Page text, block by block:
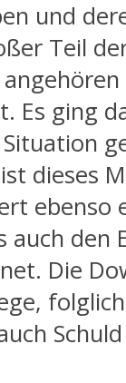
und
Teil
Es ging
dieses
ebenso
auch den
Die